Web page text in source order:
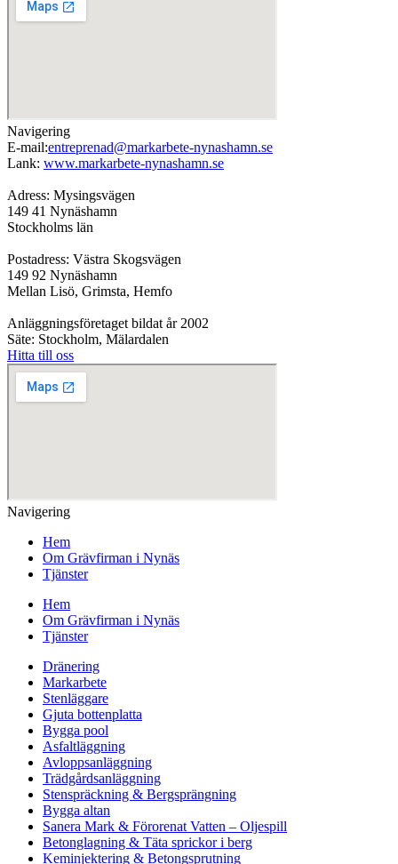
Navigering
E-mail:entreprenad@markarbete-nynashamn.se
Lank: www.markarbete-nynashamn.se
Adress: Mysingsvägen
149 41 Nynäshamn
Stockholms län
Postadress: Västra Skogsvägen
149 92 Nynäshamn
Mellan Lisö, Grimsta, Hemfo
Anläggningsföretaget bildat år 2002
Säte: Stockholm, Mälardalen
Hitta till oss
Navigering
Hem
Om Grävfirman i Nynäs
Tjänster
Hem
Om Grävfirman i Nynäs
Tjänster
Dränering
Markarbete
Stenläggare
Gjuta bottenplatta
Bygga pool
Asfaltläggning
Avloppsanläggning
Trädgårdsanläggning
Stenspräckning & Bergsprängning
Bygga altan
Sanera Mark & Förorenat Vatten – Oljespill
Betonglagning & Täta sprickor i berg
Keminjektering & Betongsprutning